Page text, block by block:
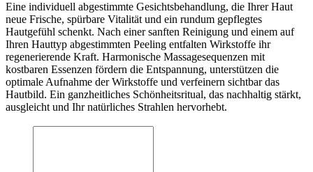
Eine individuell abgestimmte Gesichtsbehandlung, die Ihrer Haut
neue Frische, spürbare Vitalität und ein rundum gepflegtes
Hautgefühl schenkt. Nach einer sanften Reinigung und einem auf
Ihren Hauttyp abgestimmten Peeling entfalten Wirkstoffe ihr
regenerierende Kraft. Harmonische Massagesequenzen mit
kostbaren Essenzen fördern die Entspannung, unterstützen die
optimale Aufnahme der Wirkstoffe und verfeinern sichtbar das
Hautbild. Ein ganzheitliches Schönheitsritual, das nachhaltig stärkt,
ausgleicht und Ihr natürliches Strahlen hervorhebt.